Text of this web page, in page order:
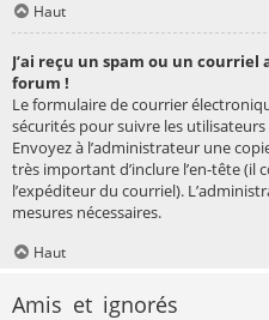
Haut
J’ai reçu un spam ou un courriel
forum !
Le formulaire de courrier
sécurités pour suivre les
Envoyez à l’administrateur une
très important d’inclure l’en-tête
l’expéditeur du courriel).
mesures nécessaires.
Haut
Amis et ignorés